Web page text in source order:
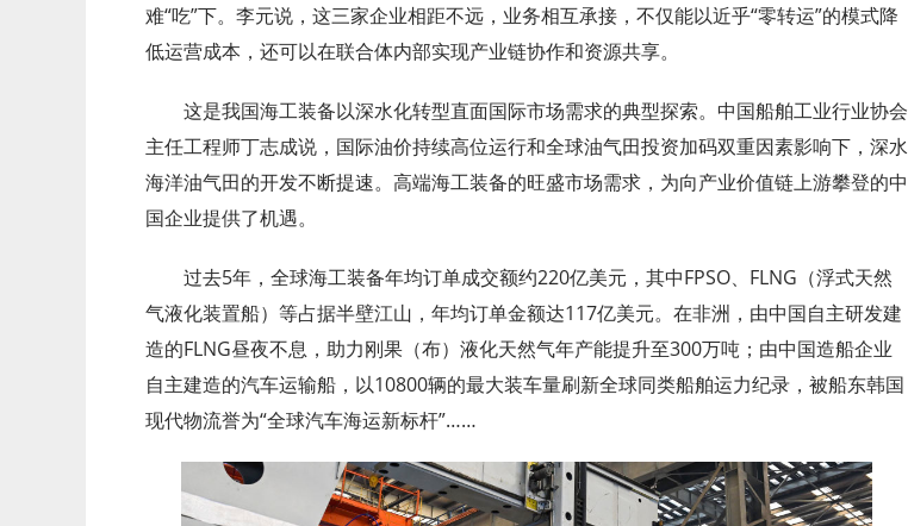
难“吃”下。李元说，这三家企业相距不远，业务相互承接，不仅能以近乎“零转运”的模式降
低运营成本，还可以在联合体内部实现产业链协作和资源共享。
这是我国海工装备以深水化转型直面国际市场需求的典型探索。中国船舶工业行业协会
主任工程师丁志成说，国际油价持续高位运行和全球油气田投资加码双重因素影响下，深水
海洋油气田的开发不断提速。高端海工装备的旺盛市场需求，为向产业价值链上游攀登的中
国企业提供了机遇。
过去5年，全球海工装备年均订单成交额约220亿美元，其中FPSO、FLNG（浮式天然
气液化装置船）等占据半壁江山，年均订单金额达117亿美元。在非洲，由中国自主研发建
造的FLNG昼夜不息，助力刚果（布）液化天然气年产能提升至300万吨；由中国造船企业
自主建造的汽车运输船，以10800辆的最大装车量刷新全球同类船舶运力纪录，被船东韩国
现代物流誉为“全球汽车海运新标杆”……